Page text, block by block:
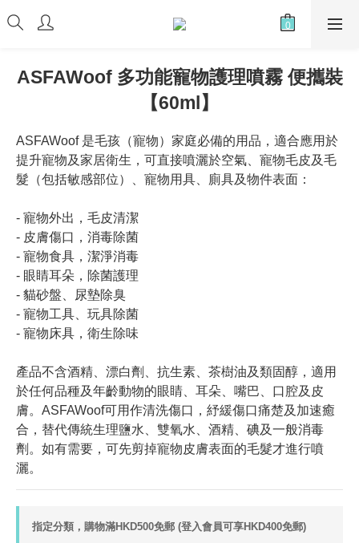
ASFAWoof 多功能寵物護理噴霧 便攜裝
【60ml】
ASFAWoof 是毛孩（寵物）家庭必備的用品，適合應用於
提升寵物及家居衛生，可直接噴灑於空氣、寵物毛皮及毛
髮（包括敏感部位）、寵物用具、廁具及物件表面：
- 寵物外出，毛皮清潔
- 皮膚傷口，消毒除菌
- 寵物食具，潔淨消毒
- 眼睛耳朵，除菌護理
- 貓砂盤、尿墊除臭
- 寵物工具、玩具除菌
- 寵物床具，衛生除味
產品不含酒精、漂白劑、抗生素、茶樹油及類固醇，適用
於任何品種及年齡動物的眼睛、耳朵、嘴巴、口腔及皮
膚。ASFAWoof可用作清洗傷口，紓緩傷口痛楚及加速癒
合，替代傳統生理鹽水、雙氧水、酒精、碘及一般消毒
劑。如有需要，可先剪掉寵物皮膚表面的毛髮才進行噴
灑。
指定分類，購物滿HKD500免郵 (登入會員可享HKD400免郵)